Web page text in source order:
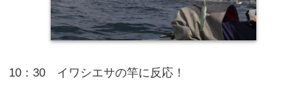
10：30 イワシエサの竿に反応！